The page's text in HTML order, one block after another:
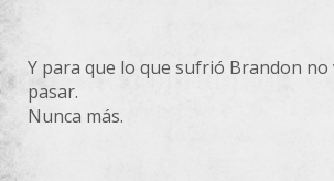
Y para que lo que sufrió Brandon no
pasar.
Nunca más.